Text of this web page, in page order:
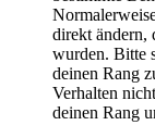
direkt ändern,
wurden. Bitte
deinen Rang
Verhalten
deinen Rang